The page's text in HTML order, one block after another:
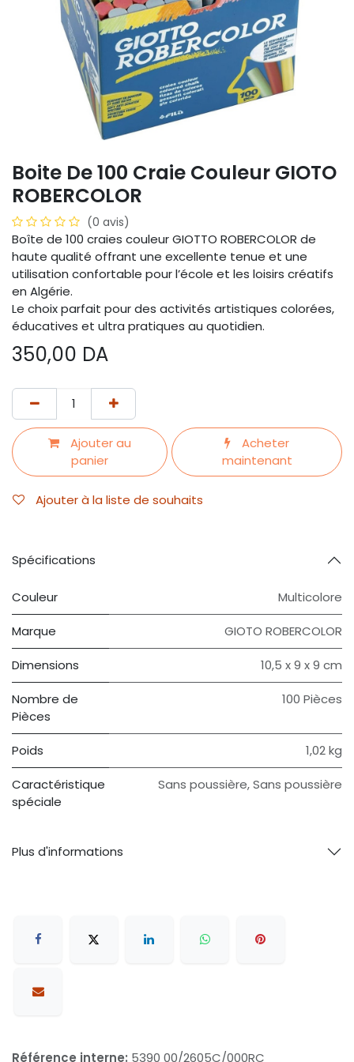
Boite De 100 Craie Couleur GIOTO
ROBERCOLOR
(0 avis)
Boîte de 100 craies couleur GIOTTO ROBERCOLOR de
haute qualité offrant une excellente tenue et une
utilisation confortable pour l’école et les loisirs créatifs
en Algérie.
Le choix parfait pour des activités artistiques colorées,
éducatives et ultra pratiques au quotidien.
350,00 DA
Ajouter au
panier
Acheter
maintenant
Ajouter à la liste de souhaits
Spécifications
Couleur ‎Multicolore
Marque GIOTO ROBERCOLOR
Dimensions ‎10,5 x 9 x 9 cm
Nombre de
Pièces
100 Pièces
Poids 1,02 kg
Caractéristique
spéciale
Sans poussière,Sans poussière
Plus d'informations
Référence interne: 5390 00/2605C/000RC